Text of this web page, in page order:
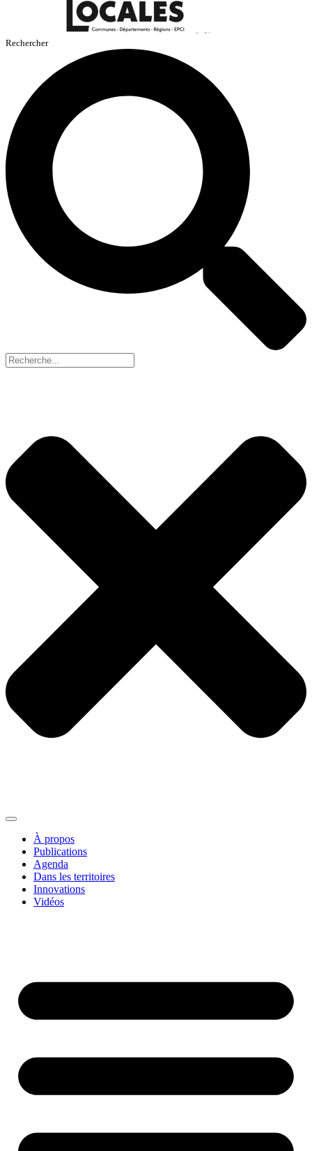
Rechercher
À propos
Publications
Agenda
Dans les territoires
Innovations
Vidéos